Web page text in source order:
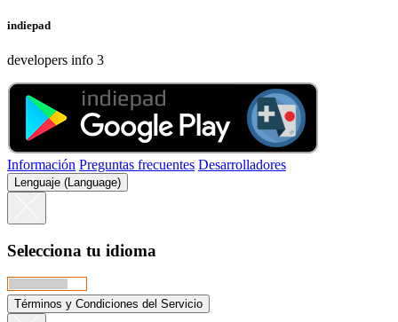
indiepad
developers info 3
Información Preguntas frecuentes Desarrolladores
Lenguaje (Language)
Selecciona tu idioma
Términos y Condiciones del Servicio